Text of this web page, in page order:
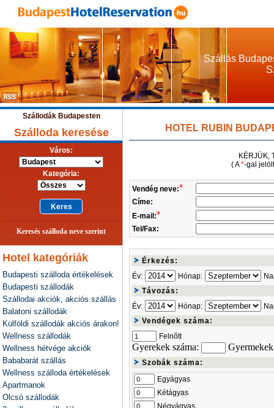
Szállás
Szállodák Budapesten
Szálloda keresése
Város:
Kategória:
Keresés szálloda neve szerint
Hotel kategóriák
Budapesti szálloda értékelések
Budapesti szállodák
Szállodai akciók, akciós szállás
Balatoni szállodák
Külföldi szállodák akciós árakon!
Wellness szállodák
Wellness hétvége akciók
Bababarát szállás
Wellness szálloda értékelések
Apartmanok
Olcsó szállodák
HOTEL RUBIN
KÉRJÜK,
( A*-gal
Vendég neve:*
Címe:
E-mail:*
Tel/Fax:
Érkezés:
Év:
Hónap:
Távozás:
Év:
Hónap:
Vendégek száma:
Felnőtt
Gyerekek száma:
Szobák száma:
Egyágyas
Kétágyas
Négyágyas